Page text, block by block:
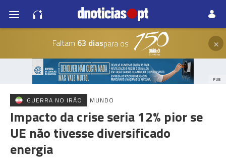
Faltam 63 diaspara os ×
PUB
GUERRA NO IRÃO MUNDO
Impacto da crise seria 12% pior se
UE não tivesse diversificado
energia